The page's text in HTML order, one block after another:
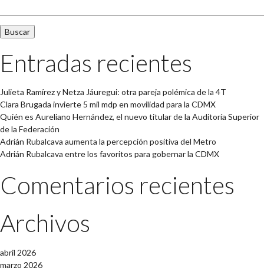
Entradas recientes
Julieta Ramírez y Netza Jáuregui: otra pareja polémica de la 4T
Clara Brugada invierte 5 mil mdp en movilidad para la CDMX
Quién es Aureliano Hernández, el nuevo titular de la Auditoría Superior
de la Federación
Adrián Rubalcava aumenta la percepción positiva del Metro
Adrián Rubalcava entre los favoritos para gobernar la CDMX
Comentarios recientes
Archivos
abril 2026
marzo 2026